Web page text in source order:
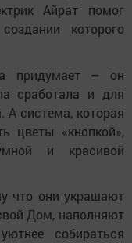
Айрат помог
которого
придумает – он
сработала и для
А система, которая
цветы «кнопкой»,
и красивой
что они украшают
Дом, наполняют
собираться